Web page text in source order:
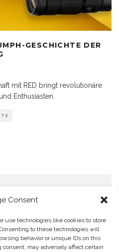
Consent
use technologies like cookies to store
to these technologies will
behavior or unique IDs on this
may adversely affect certain
GESCHICHTE DER
mit RED bringt revolutionäre
Enthusiasten.
Cookie Policy (EU)